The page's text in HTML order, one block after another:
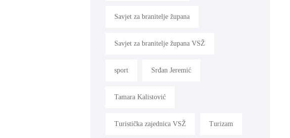
Savjet za branitelje župana
Savjet za branitelje župana VSŽ
sport Srđan Jeremić
Tamara Kalistović
Turistička zajednica VSŽ Turizam